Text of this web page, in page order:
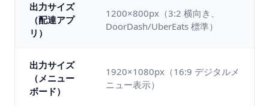
出力サイズ
（配達アプ
リ）
1200×800px（3:2 横向き、
DoorDash/UberEats 標準）
出力サイズ
（メニュー
ボード）
1920×1080px（16:9 デジタルメ
ニュー表示）